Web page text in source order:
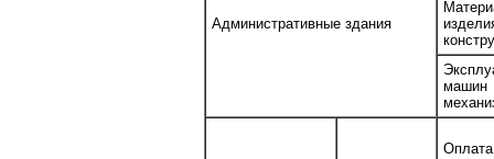
Административные здания